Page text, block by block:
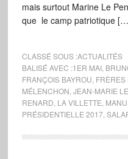
mais surtout Marine Le
que le camp patriotique
CLASSÉ SOUS :ACTUALITÉS
BALISÉ AVEC :1ER MAI,
FRANÇOIS BAYROU
MÉLENCHON JEAN-MARIE
RENARD LA VILLETTE
PRÉSIDENTIELLE 2017,